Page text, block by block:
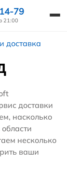
79
21:00
доставка
доставки
насколько
несколько
ваши